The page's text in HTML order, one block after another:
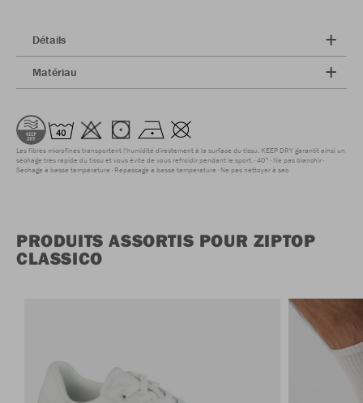
Détails
Matériau
Les fibres microfines transportent l'humidité directement à la surface du tissu. KEEP DRY garantit ainsi un
séchage très rapide du tissu et vous évite de vous refroidir pendant le sport. 40° Ne pas blanchir
Séchage à basse température Repassage à basse température Ne pas nettoyer à sec
PRODUITS ASSORTIS POUR ZIPTOP
CLASSICO